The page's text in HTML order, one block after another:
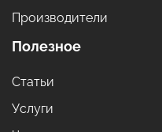
Производители
Полезное
Статьи
Услуги